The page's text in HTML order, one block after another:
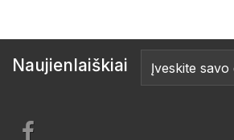
Naujienlaiškiai